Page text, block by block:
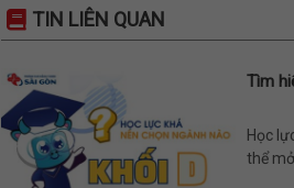
TIN LIÊN QUAN
Tìm
Học
thể